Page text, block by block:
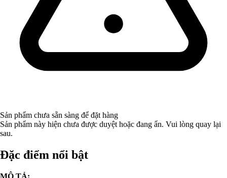
Sản phẩm chưa sẵn sàng để đặt hàng
Sản phẩm này hiện chưa được duyệt hoặc đang ẩn. Vui lòng quay lại
sau.
Đặc điểm nổi bật
MÔ TẢ: